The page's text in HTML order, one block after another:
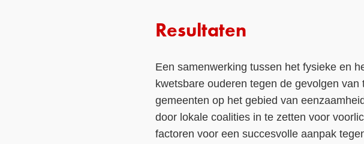
Resultaten
Een samenwerking tussen het fysieke en
kwetsbare ouderen tegen de gevolgen
gemeenten op het gebied van
door lokale coalities in te zetten voor
factoren voor een succesvolle aanpak